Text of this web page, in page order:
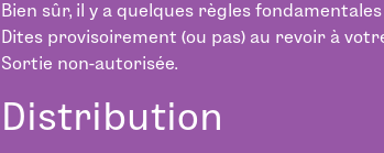
Bien sûr, il y a quelques règles
Dites provisoirement (ou pas) au revoir à
Sortie non-autorisée.
Distribution